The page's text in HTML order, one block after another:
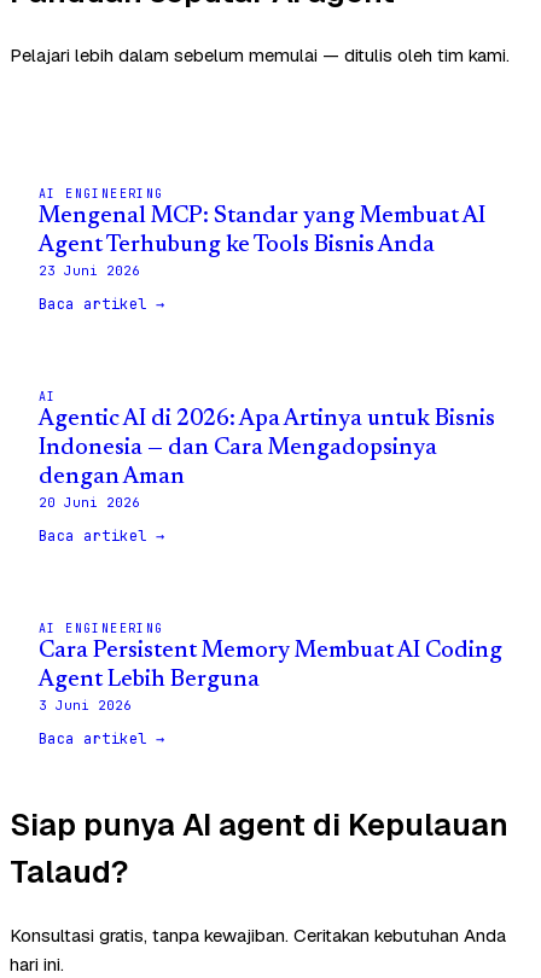
Pelajari lebih dalam sebelum memulai — ditulis oleh tim kami.
AI ENGINEERING
Mengenal MCP: Standar yang Membuat AI
Agent Terhubung ke Tools Bisnis Anda
23 Juni 2026
Baca artikel →
AI
Agentic AI di 2026: Apa Artinya untuk Bisnis
Indonesia — dan Cara Mengadopsinya
dengan Aman
20 Juni 2026
Baca artikel →
AI ENGINEERING
Cara Persistent Memory Membuat AI Coding
Agent Lebih Berguna
3 Juni 2026
Baca artikel →
Siap punya AI agent di Kepulauan
Talaud?
Konsultasi gratis, tanpa kewajiban. Ceritakan kebutuhan Anda
hari ini.